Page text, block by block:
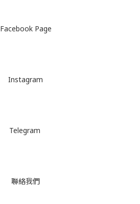
Facebook Page
Instagram
Telegram
聯絡我們